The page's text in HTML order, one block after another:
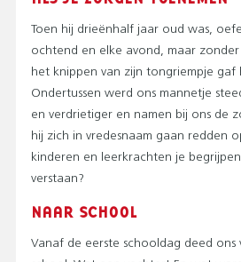
Toen hij drieënhalf jaar oud was,
ochtend en elke avond, maar
het knippen van zijn tongriempje gaf
Ondertussen werd ons mannetje
en verdrietiger en namen bij ons de
hij zich in vredesnaam gaan redden
kinderen en leerkrachten je
verstaan?
NAAR SCHOOL
Vanaf de eerste schooldag deed ons